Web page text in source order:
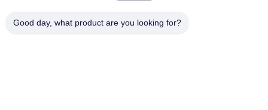
Good day, what product are you looking for?